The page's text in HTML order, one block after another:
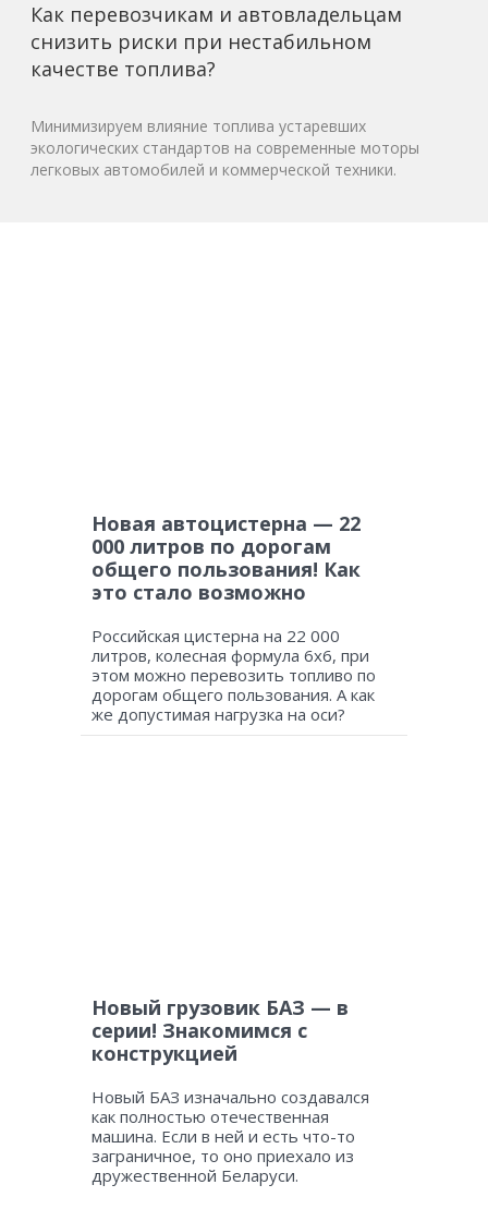
Как перевозчикам и автовладельцам
снизить риски при нестабильном
качестве топлива?
Минимизируем влияние топлива устаревших
экологических стандартов на современные моторы
легковых автомобилей и коммерческой техники.
Новая автоцистерна — 22
000 литров по дорогам
общего пользования! Как
это стало возможно
Российская цистерна на 22 000
литров, колесная формула 6х6, при
этом можно перевозить топливо по
дорогам общего пользования. А как
же допустимая нагрузка на оси?
Новый грузовик БАЗ — в
серии! Знакомимся с
конструкцией
Новый БАЗ изначально создавался
как полностью отечественная
машина. Если в ней и есть что-то
заграничное, то оно приехало из
дружественной Беларуси.